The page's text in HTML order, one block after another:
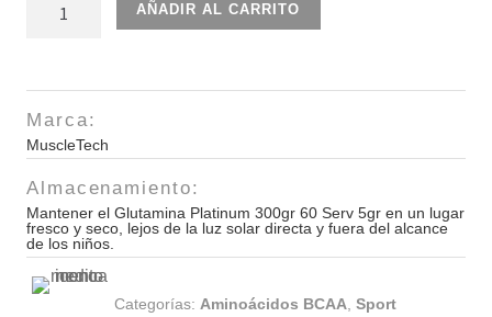
Serv
5gr
AÑADIR AL CARRITO
Marca:
MuscleTech
Almacenamiento:
Mantener el Glutamina Platinum 300gr 60 Serv 5gr en un lugar
fresco y seco, lejos de la luz solar directa y fuera del alcance
de los niños.
Categorías: Aminoácidos BCAA Sport